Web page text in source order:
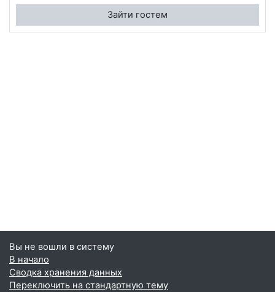
Зайти гостем
Вы не вошли в систему
В начало
Сводка хранения данных
Переключить на стандартную тему